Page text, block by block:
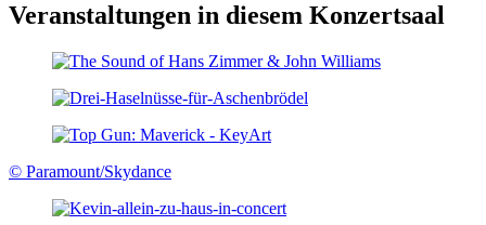
Veranstaltungen in diesem Konzertsaal
© Paramount/Skydance